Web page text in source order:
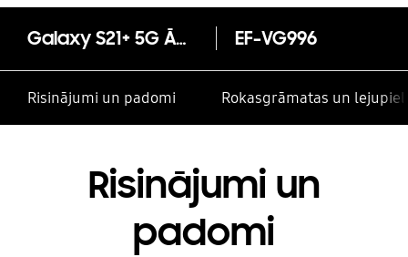
Galaxy S21+ 5G Ādas vāciņš EF-VG996
Risinājumi un padomi Rokasgrāmatas un
Risinājumi un
padomi